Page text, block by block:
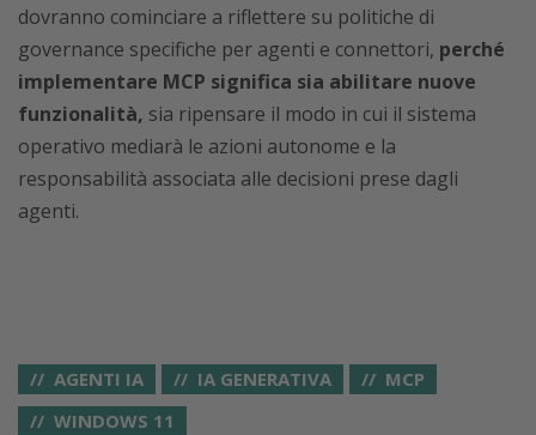
dovranno cominciare a riflettere su politiche di
governance specifiche per agenti e connettori, perché
implementare MCP significa sia abilitare nuove
funzionalità, sia ripensare il modo in cui il sistema
operativo mediarà le azioni autonome e la
responsabilità associata alle decisioni prese dagli
agenti.
AGENTI IA IA GENERATIVA
MCP
WINDOWS 11